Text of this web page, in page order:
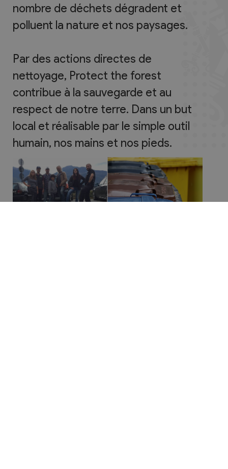
nombre de déchets dégradent et
polluent la nature et nos paysages.
Par des actions directes de
nettoyage, Protect the forest
contribue à la sauvegarde et au
respect de notre terre. Dans un but
local et réalisable par le simple outil
humain, nos mains et nos pieds.